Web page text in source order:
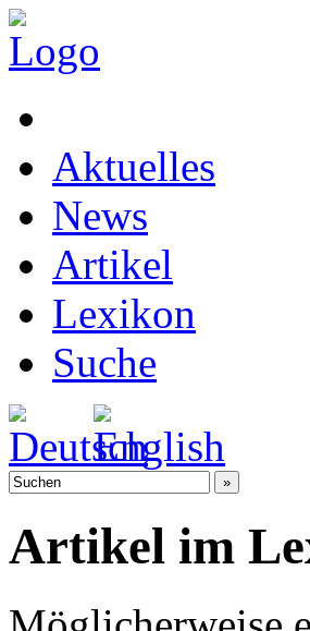
Aktuelles
News
Artikel
Lexikon
Suche
Artikel im